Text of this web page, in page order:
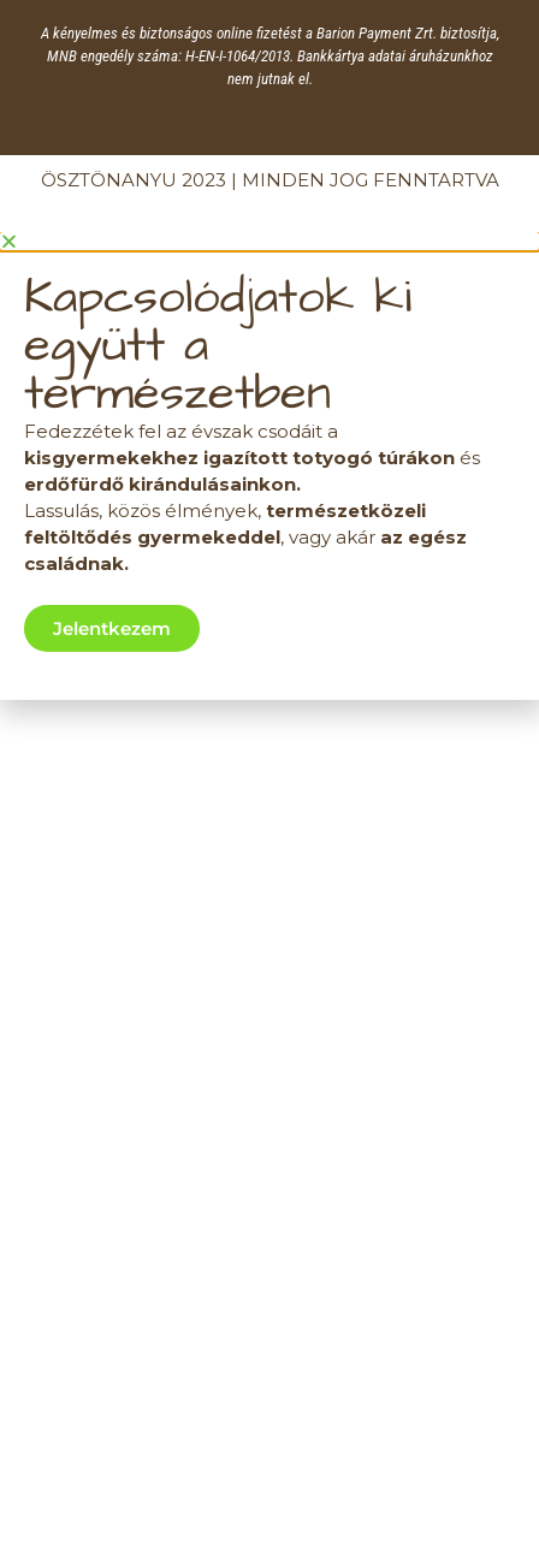
A kényelmes és biztonságos online fizetést a Barion Payment Zrt. biztosítja,
MNB engedély száma: H-EN-I-1064/2013. Bankkártya adatai áruházunkhoz
nem jutnak el.
ÖSZTÖNANYU 2023 | MINDEN JOG FENNTARTVA
Kapcsolódjatok ki
együtt a
természetben
Fedezzétek fel az évszak csodáit a
kisgyermekekhez igazított totyogó túrákon és
erdőfürdő kirándulásainkon.
Lassulás, közös élmények, természetközeli
feltöltődés gyermekeddel, vagy akár az egész
családnak.
Jelentkezem